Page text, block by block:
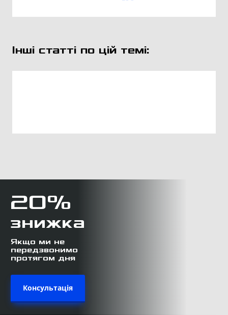
Інші статті по цій темі:
20%
знижка
Якщо ми не
передзвонимо
протягом дня
Консультація